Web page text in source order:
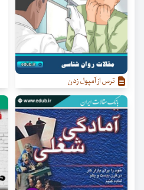
ترس از آمپول زدن